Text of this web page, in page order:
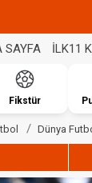
SAYFA İLK11
Fikstür
Dünya